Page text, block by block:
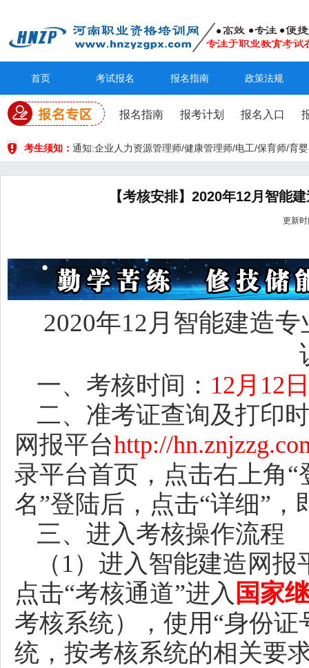
首页 考试报名 报名指南 政策法规
报名指南 报考计划 报名入口
考生须知： 通知:企业人力资源管理师/健康管理师/电工/保育师/育
【考核安排】2020年12月智能
更新
2020年12月智能建造
一、考核时间： 12月12
二、准考证查询及打印
网报平台http://
录平台首页，点击右上角“
名”登陆后，点击“详细”
三、进入考核操作流程
（ 1）进入智能建造网报
点击“考核通道”进入 国家
考核系统），使用“身份证
统，按考核系统的相关要